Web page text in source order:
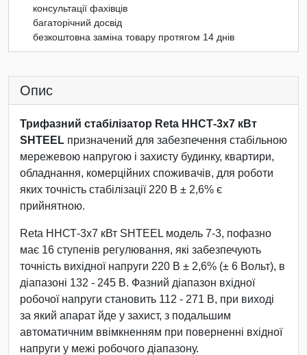
консультації фахівців
багаторічний досвід
безкоштовна заміна товару протягом 14 днів
Опис
Трифазний стабілізатор Reta ННСТ-3х7 кВт
SHTEEL призначений для забезпечення стабільною
мережевою напругою і захисту будинку, квартири,
обладнання, комерційних споживачів, для роботи
яких точність стабілізації 220 В ± 2,6% є
прийнятною.
Reta ННСТ-3х7 кВт SHTEEL модель 7-3, пофазно
має 16 ступенів регулювання, які забезпечують
точність вихідної напруги 220 В ± 2,6% (± 6 Вольт), в
діапазоні 132 - 245 В. Фазний діапазон вхідної
робочої напруги становить 112 - 271 В, при виході
за який апарат йде у захист, з подальшим
автоматичним ввімкненням при поверненні вхідної
напруги у межі робочого діапазону.